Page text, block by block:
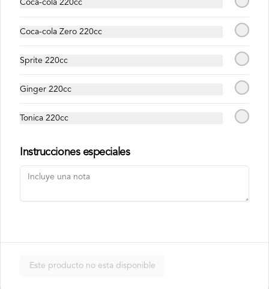
Roll relleno de salmón, camarón, queso
crema y plata, envuelto en laminas de
Korean Roll
$8.500
Coca-cola 220cc
Coca-cola Zero 220cc
Sprite 220cc
Ginger 220cc
Tonica 220cc
Instrucciones especiales
Este producto no esta disponible